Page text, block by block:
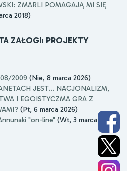
ZMARLI POMAGAJĄ MI SIĘ
2018)
ZAŁOGI: PROJEKTY
2009 (Nie, 8 marca 2026)
JEST... NACJONALIZM,
I EGOISTYCZMA GRA Z
(Pt, 6 marca 2026)
"on-line" (Wt, 3 marca 2026)